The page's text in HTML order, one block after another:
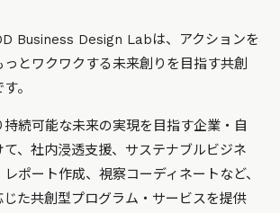
Business Design Labは、アクションを
とワクワクする未来創りを目指す共創
。
続可能な未来の実現を目指す企業・自
、社内浸透支援、サステナブルビジネ
ポート作成、視察コーディネートなど、
た共創型プログラム・サービスを提供